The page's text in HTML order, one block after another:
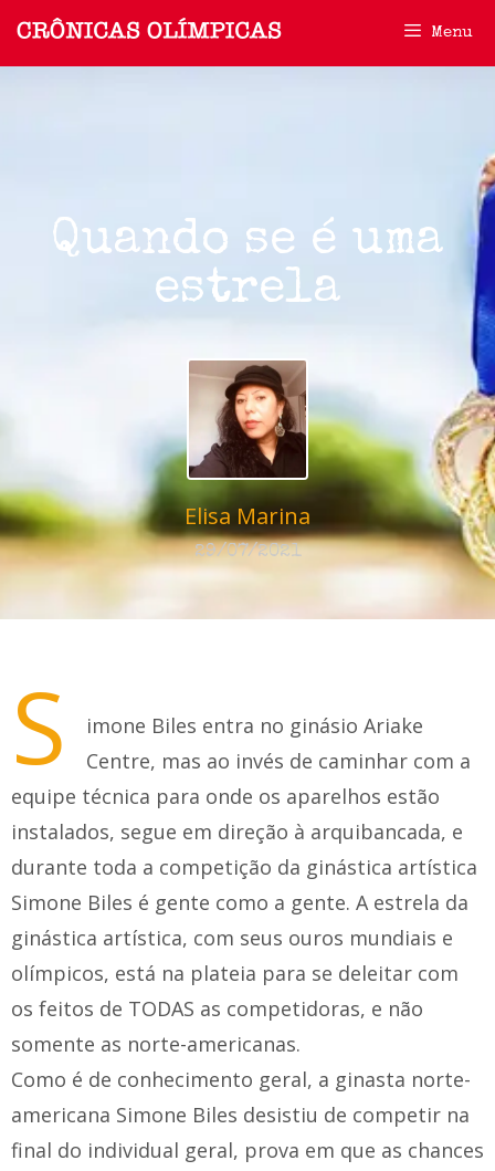
Menu
Quando se é uma
estrela
Elisa Marina
29/07/2021
S
imone Biles entra no ginásio Ariake
Centre, mas ao invés de caminhar com a
equipe técnica para onde os aparelhos estão
instalados, segue em direção à arquibancada, e
durante toda a competição da ginástica artística
Simone Biles é gente como a gente. A estrela da
ginástica artística, com seus ouros mundiais e
olímpicos, está na plateia para se deleitar com
os feitos de TODAS as competidoras, e não
somente as norte-americanas.
Como é de conhecimento geral, a ginasta norte-
americana Simone Biles desistiu de competir na
final do individual geral, prova em que as chances